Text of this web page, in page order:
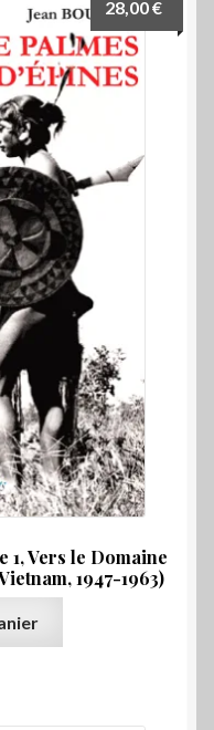
1, Vers le Domaine
1947-1963)
28,00€